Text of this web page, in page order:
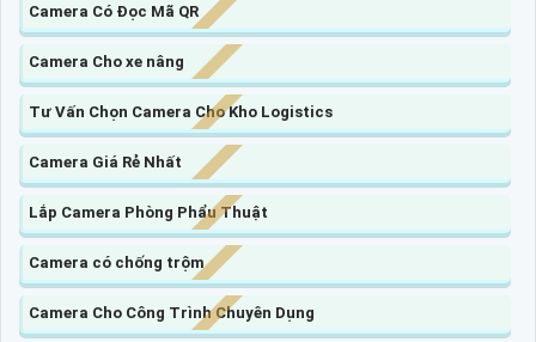
Camera Có Đọc Mã QR
Camera Cho xe nâng
Tư Vấn Chọn Camera Cho Kho Logistics
Camera Giá Rẻ Nhất
Lắp Camera Phòng Phẩu Thuật
Camera có chống trộm
Camera Cho Công Trình Chuyên Dụng